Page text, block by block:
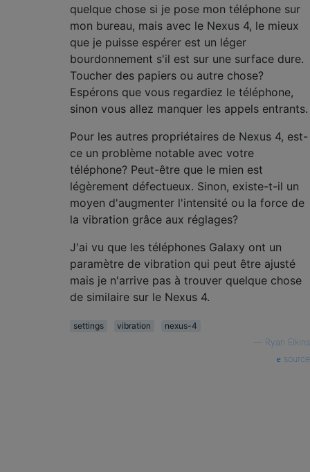
quelque chose si je pose mon téléphone sur
mon bureau, mais avec le Nexus 4, le mieux
que je puisse espérer est un léger
bourdonnement s'il est sur une surface dure.
Toucher des papiers ou autre chose?
Espérons que vous regardiez le téléphone,
sinon vous allez manquer les appels entrants.
Pour les autres propriétaires de Nexus 4, est-
ce un problème notable avec votre
téléphone? Peut-être que le mien est
légèrement défectueux. Sinon, existe-t-il un
moyen d'augmenter l'intensité ou la force de
la vibration grâce aux réglages?
J'ai vu que les téléphones Galaxy ont un
paramètre de vibration qui peut être ajusté
mais je n'arrive pas à trouver quelque chose
de similaire sur le Nexus 4.
settings vibration
nexus-4
Ryan Elkins
source